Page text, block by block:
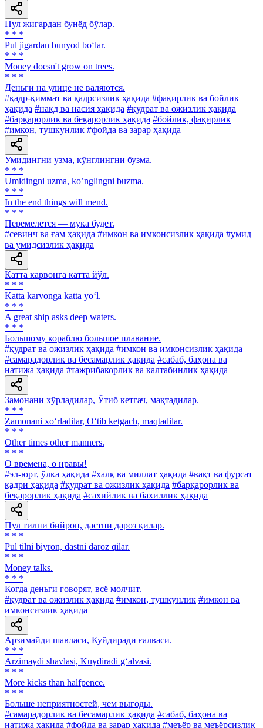
Пул жигардан бунёд бўлар.
* * *
Pul jigardan bunyod bo‘lar.
* * *
Money doesn't grow on trees.
* * *
Деньги на улице не валяются.
#қадр-қиммат ва қадрсизлик ҳақида #фақирлик ва бойлик
ҳақида #нақд ва насия ҳақида #қудрат ва ожизлик ҳақида
#барқарорлик ва беқарорлик ҳақида #бойлик, фақирлик
#имкон, тушкунлик #фойда ва зарар ҳақида
Умидингни узма, кўнглингни бузма.
* * *
Umidingni uzma, koʼnglingni buzma.
* * *
In the end things will mend.
* * *
Перемелется — мука будет.
#севинч ва ғам ҳақида #имкон ва имконсизлик ҳақида #умид
ва умидсизлик ҳақида
Катта карвонга катта йўл.
* * *
Katta karvonga katta yo‘l.
* * *
A great ship asks deep waters.
* * *
Большому кораблю большое плавание.
#қудрат ва ожизлик ҳақида #имкон ва имконсизлик ҳақида
#самарадорлик ва бесамарлик ҳақида #сабаб, баҳона ва
натижа ҳақида #тажрибакорлик ва калтабинлик ҳақида
Замонани хўрладилар, Ўтиб кетгач, мақтадилар.
* * *
Zamonani xo‘rladilar, O‘tib ketgach, maqtadilar.
* * *
Other times other manners.
* * *
О времена, о нравы!
#эл-юрт, ўлка ҳақида #халқ ва миллат ҳақида #вақт ва фурсат
қадри ҳақида #қудрат ва ожизлик ҳақида #барқарорлик ва
беқарорлик ҳақида #сахийлик ва бахиллик ҳақида
Пул тилни бийрон, дастни дароз қилар.
* * *
Pul tilni biyron, dastni daroz qilar.
* * *
Money talks.
* * *
Когда деньги говорят, всё молчит.
#қудрат ва ожизлик ҳақида #имкон, тушкунлик #имкон ва
имконсизлик ҳақида
Арзимайди шавласи, Куйдиради ғалваси.
* * *
Arzimaydi shavlasi, Kuydiradi g‘alvasi.
* * *
More kicks than halfpence.
* * *
Больше неприятностей, чем выгоды.
#самарадорлик ва бесамарлик ҳақида #сабаб, баҳона ва
натижа ҳақида #фойда ва зарар ҳақида #меъёр ва меъёрсизлик